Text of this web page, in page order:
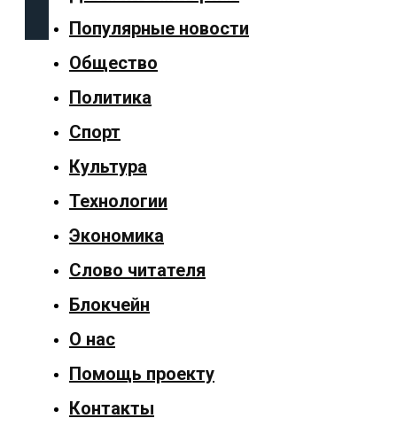
Главная
материал
Популярные
новости
Общество
Спорт
Культура
Популярные новости
Общество
Политика
Спорт
Культура
Технологии
Экономика
Слово читателя
Блокчейн
О нас
Помощь проекту
Контакты